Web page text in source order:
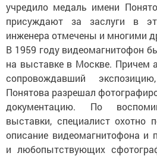
учредило медаль имени
присуждают за заслуги в
инженера отмечены и многими
В 1959 году видеомагнитофон
на выставке в Москве. Причем
сопровождавший
Понятова разрешал
документацию. По
выставки, специалист охотно
описание видеомагнитофона и
и любопытствующих